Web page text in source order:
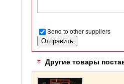
Send to other suppliers
Другие товары